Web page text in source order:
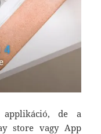
de a
store vagy App